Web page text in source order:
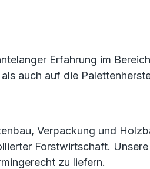
Erfahrung im
auch auf die
Verpackung und
Forstwirtschaft.
zu liefern.